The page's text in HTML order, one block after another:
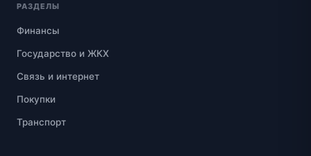
РАЗДЕЛЫ
Финансы
Государство и ЖКХ
Связь и интернет
Покупки
Транспорт